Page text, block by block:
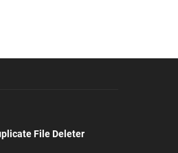
File Deleter